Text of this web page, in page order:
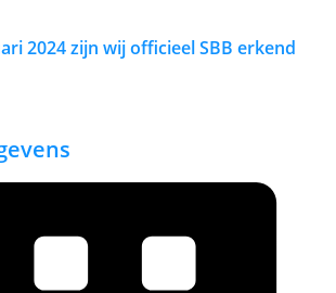
2024 zijn wij officieel SBB erkend